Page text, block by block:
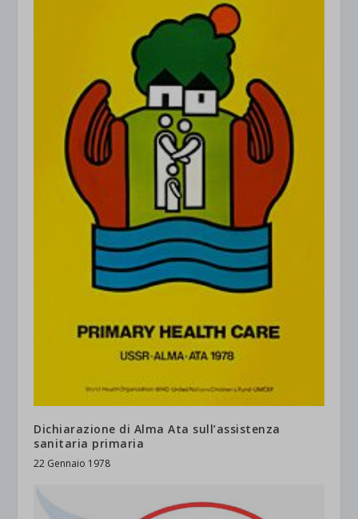
Dichiarazione di Alma Ata sull’assistenza
sanitaria primaria
22 Gennaio 1978